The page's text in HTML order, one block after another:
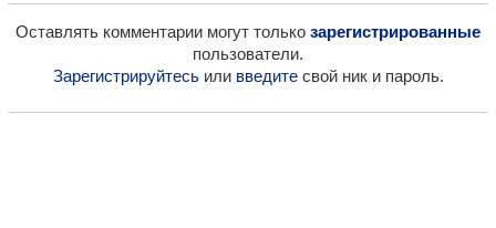
Оставлять комментарии могут только зарегистрированные
пользователи.
Зарегистрируйтесьили введитесвой ник и пароль.